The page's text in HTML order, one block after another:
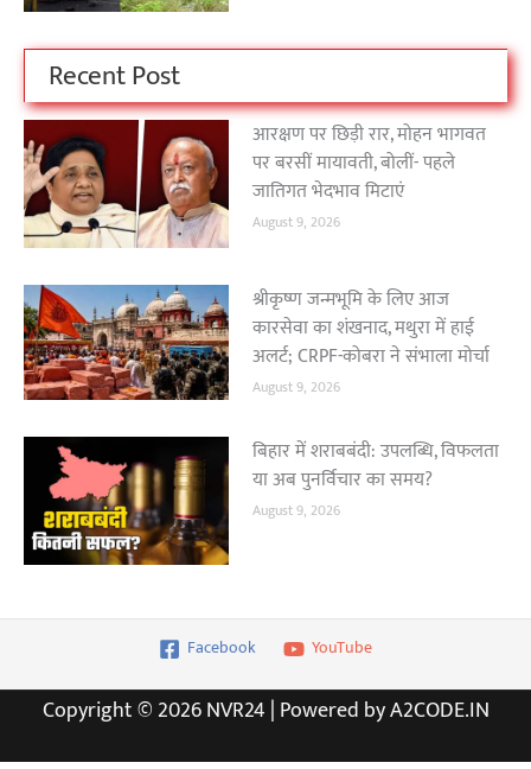
Recent Post
आरक्षण पर छिड़ी रार, मोहन भागवत
पर बरसीं मायावती, बोलीं- पहले
जातिगत भेदभाव मिटाएं
August 9, 2026
श्रीकृष्ण जन्मभूमि के लिए आज
कारसेवा का शंखनाद, मथुरा में हाई
अलर्ट; CRPF-कोबरा ने संभाला मोर्चा
August 9, 2026
बिहार में शराबबंदी: उपलब्धि, विफलता
या अब पुनर्विचार का समय?
August 9, 2026
Facebook YouTube
Copyright © 2026 NVR24 | Powered by A2CODE.IN